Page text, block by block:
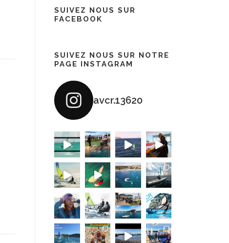
SUIVEZ NOUS SUR
FACEBOOK
SUIVEZ NOUS SUR NOTRE
PAGE INSTAGRAM
avcr.13620